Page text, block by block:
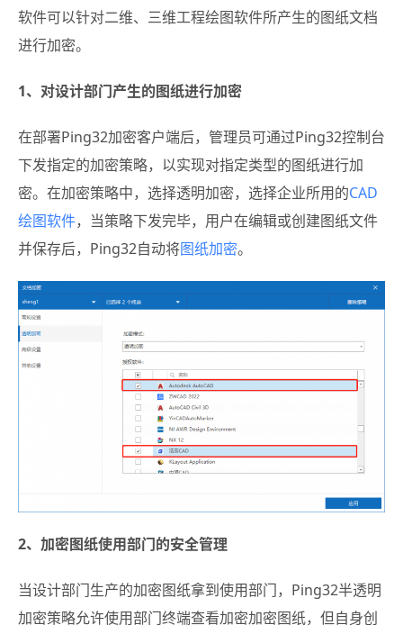
软件可以针对二维、三维工程绘图软件所产生的图纸文档
进行加密。
1、对设计部门产生的图纸进行加密
在部署Ping32加密客户端后，管理员可通过Ping32控制台
下发指定的加密策略，以实现对指定类型的图纸进行加
密。在加密策略中，选择透明加密，选择企业所用的CAD
绘图软件，当策略下发完毕，用户在编辑或创建图纸文件
并保存后，Ping32自动将图纸加密。
2、加密图纸使用部门的安全管理
当设计部门生产的加密图纸拿到使用部门，Ping32半透明
加密策略允许使用部门终端查看加密加密图纸，但自身创